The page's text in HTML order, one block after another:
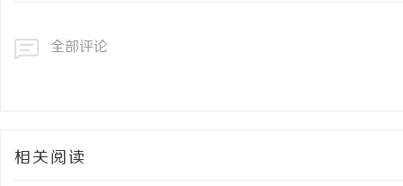
全部评论
相关阅读